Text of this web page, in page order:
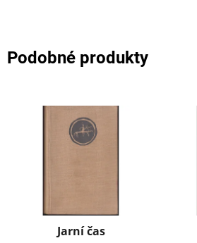
Podobné produkty
Jarní čas